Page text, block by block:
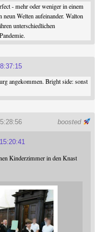
- mehr oder weniger in einem
Welten aufeinander. Walton
unterschiedlichen
angekommen. Bright side: sonst
boosted
Kinderzimmer in den Knast